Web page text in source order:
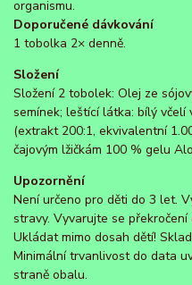
organismu.
Doporučené dávkování
1 tobolka 2× denně.
Složení
Složení 2 tobolek: Olej ze
semínek; leštící látka: bílý včelí
(extrakt 200:1, ekvivalentní
čajovým lžičkám 100 % gelu
Upozornění
Není určeno pro děti do 3 let.
stravy. Vyvarujte se
Ukládat mimo dosah dětí!
Minimální trvanlivost do data
straně obalu.